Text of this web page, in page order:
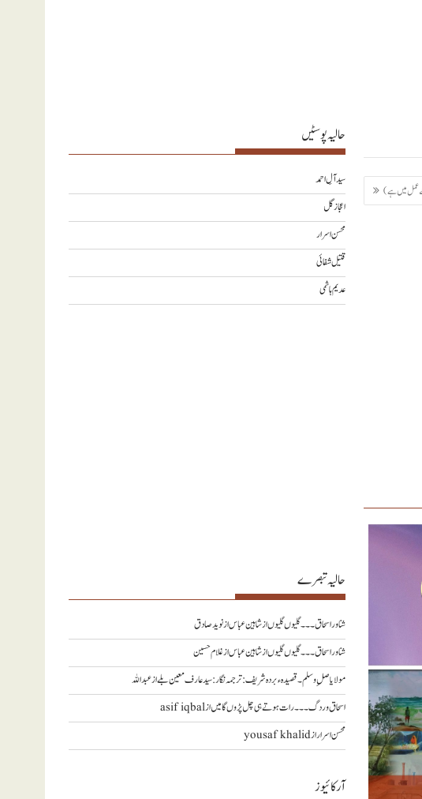
عمل میں ہے)
حالیہ پوسٹیں
سید آلِ احمد
اعجاز گل
محسن اسرار
قتیل شفائی
عدیم ہاشمی
حالیہ تبصرے
شناور اسحاق ۔۔۔ گلیوں گلیوں از شاہین عباسازنويد صادق
شناور اسحاق ۔۔۔ گلیوں گلیوں از شاہین عباسازغلام حسین
مولا یا صلِ وسلم ۔قصیدہ ء بردہ شریف: ترجمہ نگار : سید عارف معین بلےازعبداللہ
اسحاق وردگ ۔۔۔ رات ہوتے ہی چل پڑوں گا میںازasif iqbal
محسن اسرارازyousaf khalid
آرکائیوز